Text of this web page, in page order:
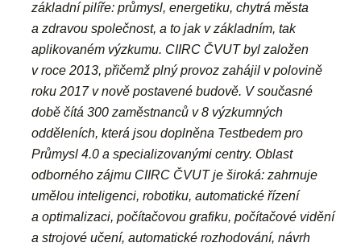
základní pilíře: průmysl, energetiku, chytrá města
a zdravou společnost, a to jak v základním, tak
aplikovaném výzkumu. CIIRC ČVUT byl založen
v roce 2013, přičemž plný provoz zahájil v polovině
roku 2017 v nově postavené budově. V současné
době čítá 300 zaměstnanců v 8 výzkumných
odděleních, která jsou doplněna Testbedem pro
Průmysl 4.0 a specializovanými centry. Oblast
odborného zájmu CIIRC ČVUT je široká: zahrnuje
umělou inteligenci, robotiku, automatické řízení
a optimalizaci, počítačovou grafiku, počítačové vidění
a strojové učení, automatické rozhodování, návrh